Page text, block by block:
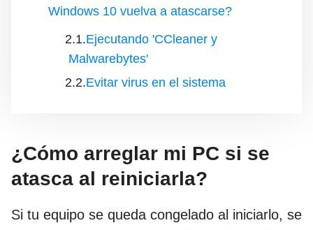
Windows 10 vuelva a atascarse?
Ejecutando 'CCleaner y
Malwarebytes'
Evitar virus en el sistema
¿Cómo arreglar mi PC si se
atasca al reiniciarla?
Si tu equipo se queda congelado al iniciarlo, se